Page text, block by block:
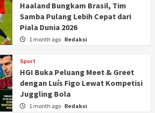
Haaland Bungkam Brasil, Tim
Samba Pulang Lebih Cepat dari
Piala Dunia 2026
1 month ago Redaksi
Sport
HGI Buka Peluang Meet & Greet
dengan Luís Figo Lewat Kompetisi
Juggling Bola
1 month ago Redaksi